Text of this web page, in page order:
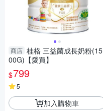
商店 桂格 三益菌成長奶粉(15
00G)【愛買】
$799
5
加入購物車